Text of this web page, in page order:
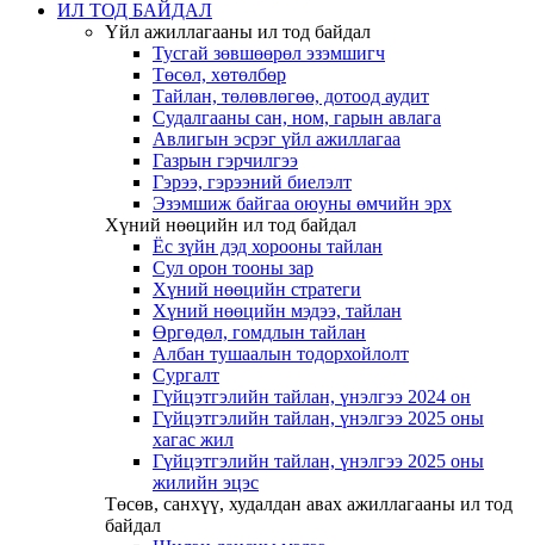
ИЛ ТОД БАЙДАЛ
Үйл ажиллагааны ил тод байдал
Тусгай зөвшөөрөл эзэмшигч
Төсөл, хөтөлбөр
Тайлан, төлөвлөгөө, дотоод аудит
Судалгааны сан, ном, гарын авлага
Авлигын эсрэг үйл ажиллагаа
Газрын гэрчилгээ
Гэрээ, гэрээний биелэлт
Эзэмшиж байгаа оюуны өмчийн эрх
Хүний нөөцийн ил тод байдал
Ёс зүйн дэд хорооны тайлан
Сул орон тооны зар
Хүний нөөцийн стратеги
Хүний нөөцийн мэдээ, тайлан
Өргөдөл, гомдлын тайлан
Албан тушаалын тодорхойлолт
Сургалт
Гүйцэтгэлийн тайлан, үнэлгээ 2024 он
Гүйцэтгэлийн тайлан, үнэлгээ 2025 оны
хагас жил
Гүйцэтгэлийн тайлан, үнэлгээ 2025 оны
жилийн эцэс
Төсөв, санхүү, худалдан авах ажиллагааны ил тод
байдал